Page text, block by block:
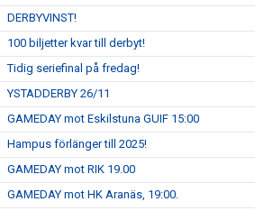
DERBYVINST!
100 biljetter kvar till derbyt!
Tidig seriefinal på fredag!
YSTADDERBY 26/11
GAMEDAY mot Eskilstuna GUIF 15:00
Hampus förlänger till 2025!
GAMEDAY mot RIK 19.00
GAMEDAY mot HK Aranäs, 19:00.